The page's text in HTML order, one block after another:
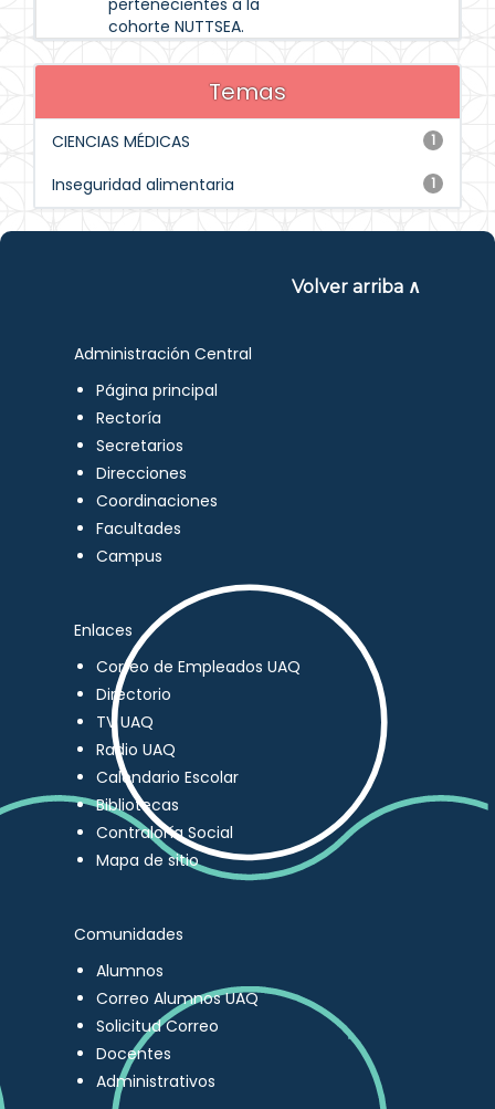
pertenecientes a la
cohorte NUTTSEA.
Temas
1
CIENCIAS MÉDICAS
1
Inseguridad alimentaria
Volver arriba ∧
Administración Central
Página principal
Rectoría
Secretarios
Direcciones
Coordinaciones
Facultades
Campus
Enlaces
Correo de Empleados UAQ
Directorio
TV UAQ
Radio UAQ
Calendario Escolar
Bibliotecas
Contraloría Social
Mapa de sitio
Comunidades
Alumnos
Correo Alumnos UAQ
Solicitud Correo
Docentes
Administrativos